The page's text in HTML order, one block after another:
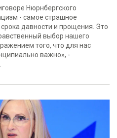
Нюрнбергского
- самое страшное
давности и прощения. Это
выбор нашего
того, что для нас
важно», -